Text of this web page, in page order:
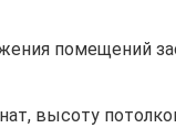
помещений
высоту